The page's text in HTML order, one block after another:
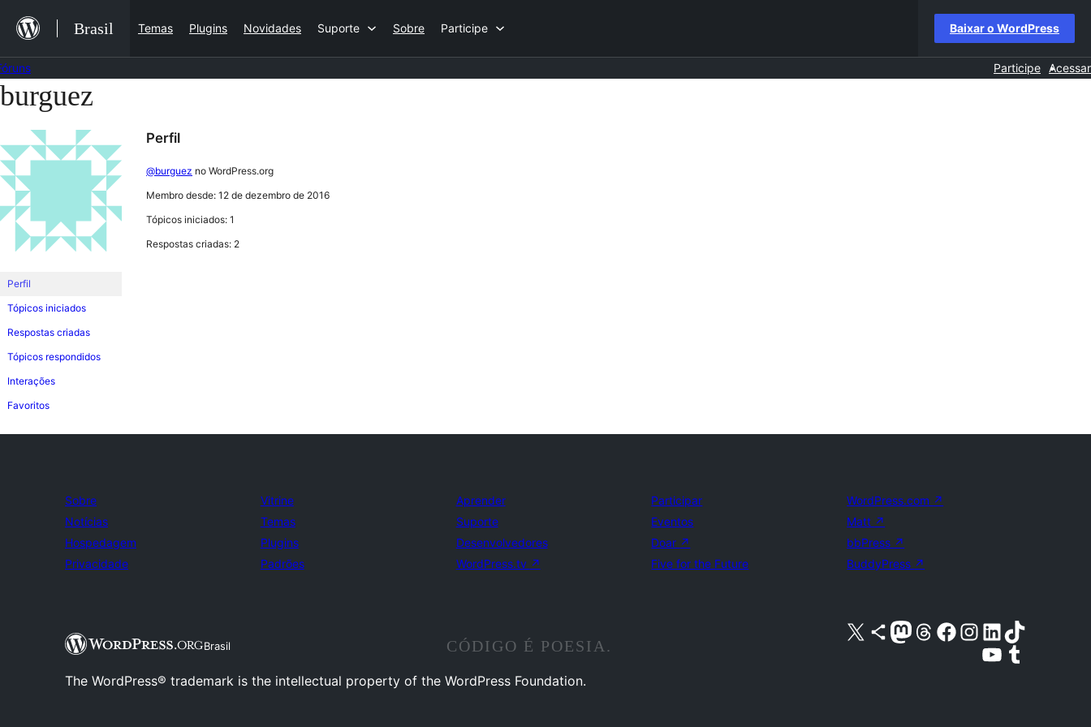
para
o
conteúdo
Brasil Temas Plugins Novidades Suporte Sobre Participe Baixar o WordPress
Participe Acessar
Pular
conteúdo
burguez
Perfil
Tópicos iniciados
Respostas criadas
Tópicos respondidos
Interações
Favoritos
Perfil
@burguez no WordPress.org
Membro desde: 12 de dezembro de 2016
Tópicos iniciados: 1
Respostas criadas: 2
Sobre
Notícias
Hospedagem
Privacidade
Vitrine
Temas
Plugins
Padrões
Aprender
Suporte
Desenvolvedores
WordPress.tv ↗
Participar
Eventos
Doar ↗
Five for the Future
WordPress.com ↗
Matt ↗
bbPress ↗
BuddyPress ↗
Brasil
Acessar nossa conta do X (antigo Twitter)
Acessar nossa conta do Bluesky
Acessar nossa conta do Mastodon
Acessar nossa conta do Threads
Acessar nossa página do Facebook
Acessar nossa conta do Instagram
Acessar nossa conta do LinkedIn
Acessar nossa conta do TikTok
Acessar nosso canal do YouTube
Acessar nossa conta no Tumblr
CÓDIGO É POESIA.
The WordPress® trademark is the intellectual property of the WordPress Foundation.